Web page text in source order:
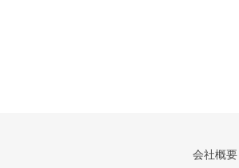
会社概要